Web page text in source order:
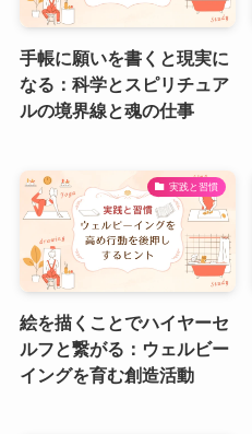
手帳に願いを書くと現実に
なる：科学とスピリチュア
ルの境界線と魂の仕事
実践と習慣
絵を描くことでハイヤーセ
ルフと繋がる：ウェルビー
イングを育む創造活動